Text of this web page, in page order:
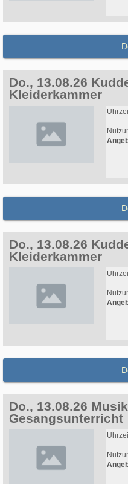
Do., 13.08.26
Kleiderkammer
Do., 13.08.26
Kleiderkammer
Do., 13.08.26
Gesangsunterricht